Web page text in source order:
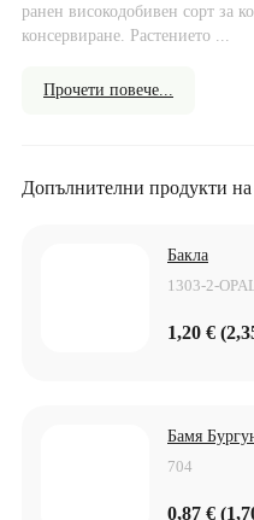
ранен високодобивен сорт за
консервиране. Растението ...
Прочети повече...
Допълнителни продукти
Бакла
1303-2-
1,20 €
Бамя
704
0,87 €